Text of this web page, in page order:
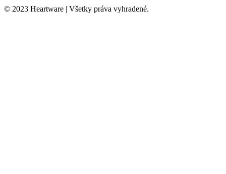
© 2023 Heartware | Všetky práva vyhradené.